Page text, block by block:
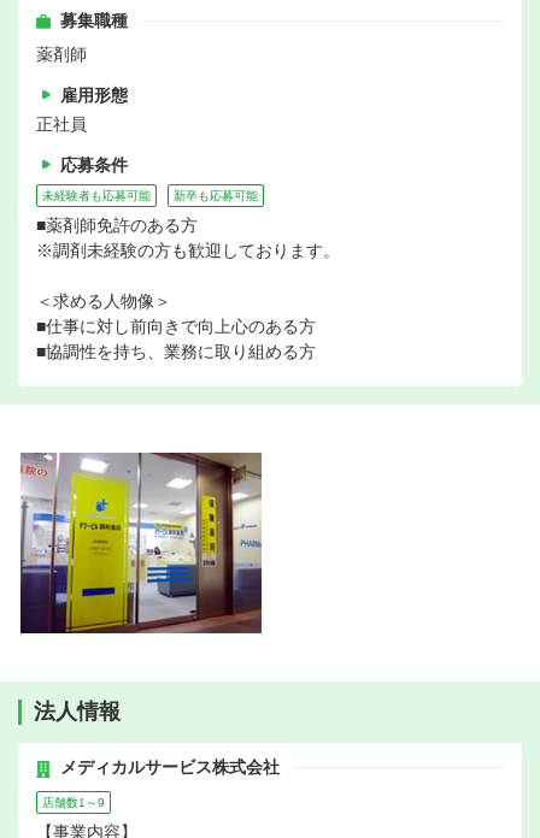
募集職種
薬剤師
雇用形態
正社員
応募条件
未経験者も応募可能 新卒も応募可能
■薬剤師免許のある方
※調剤未経験の方も歓迎しております。
＜求める人物像＞
■仕事に対し前向きで向上心のある方
■協調性を持ち、業務に取り組める方
法人情報
メディカルサービス株式会社
店舗数1～9
【事業内容】